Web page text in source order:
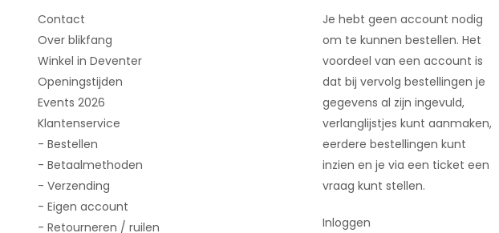
Contact
Over blikfang
Winkel in Deventer
Openingstijden
Events 2026
Klantenservice
- Bestellen
- Betaalmethoden
- Verzending
- Eigen account
- Retourneren / ruilen
Je hebt geen account nodig
om te kunnen bestellen. Het
voordeel van een account is
dat bij vervolg bestellingen je
gegevens al zijn ingevuld,
verlanglijstjes kunt aanmaken,
eerdere bestellingen kunt
inzien en je via een ticket een
vraag kunt stellen.
Inloggen